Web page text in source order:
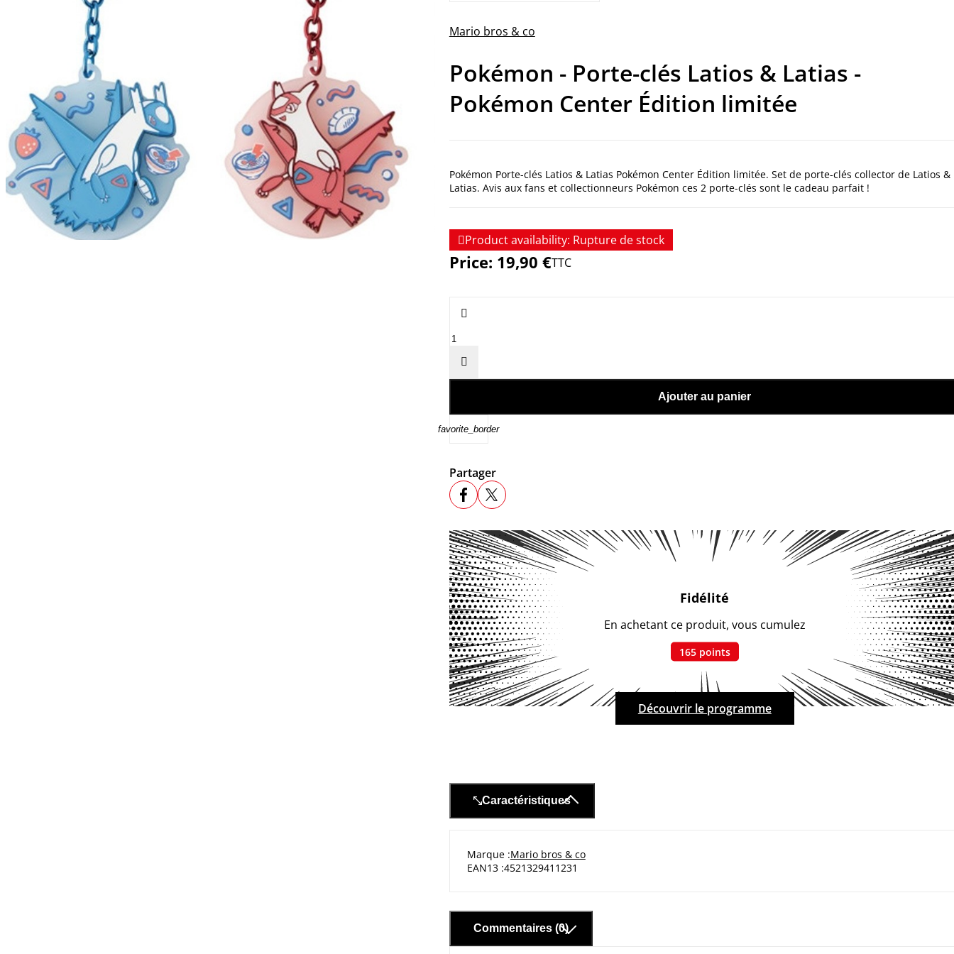
Mario bros & co
Pokémon - Porte-clés Latios & Latias -
Pokémon Center Édition limitée
Pokémon Porte-clés Latios & Latias Pokémon Center Édition limitée. Set de porte-clés collector de Latios &
Latias. Avis aux fans et collectionneurs Pokémon ces 2 porte-clés sont le cadeau parfait !
Price: 19,90 €TTC


Ajouter au panier
favorite_border
Product availability: Rupture de stock
Partager
Fidélité
En achetant ce produit, vous cumulez
165 points
Découvrir le programme
Caractéristiques
Marque Mario bros & co
EAN13 4521329411231
Commentaires (0)